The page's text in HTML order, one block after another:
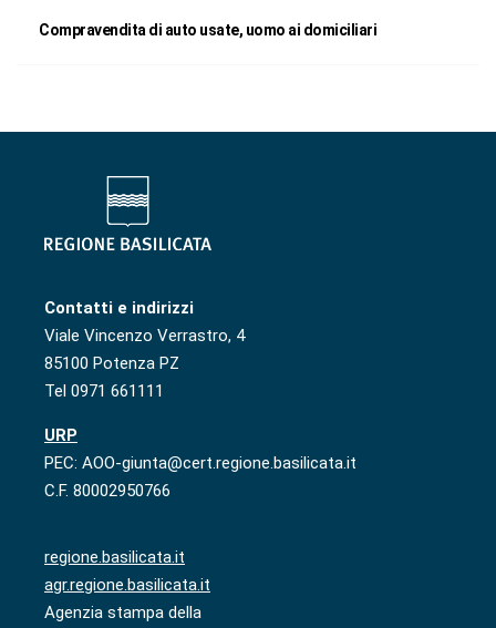
Compravendita di auto usate, uomo ai domiciliari
Contatti e indirizzi
Viale Vincenzo Verrastro, 4
85100 Potenza PZ
Tel 0971 661111
URP
PEC: AOO-giunta@cert.regione.basilicata.it
C.F. 80002950766
regione.basilicata.it
agr.regione.basilicata.it
Agenzia stampa della